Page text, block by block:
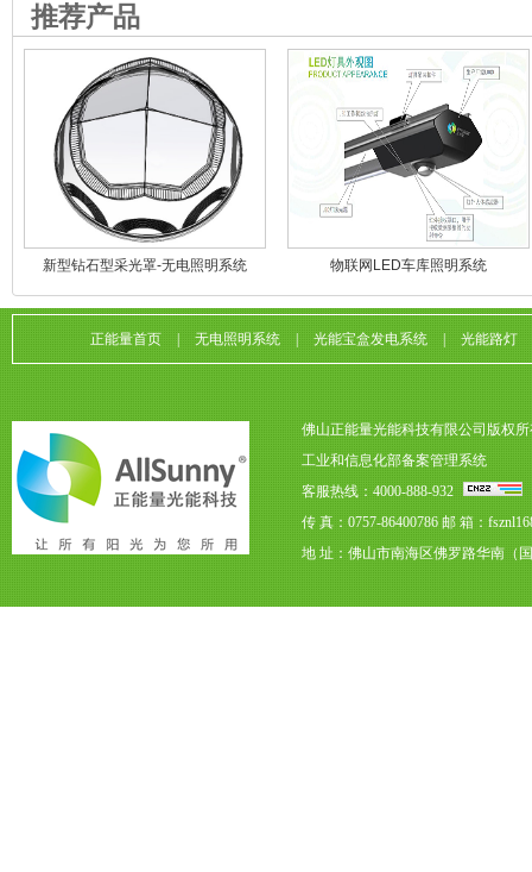
推荐产品
新型钻石型采光罩-无电照明系统 物联网LED车库照明系统
正能量首页 无电照明系统 光能宝盒发电系统 光能路灯
佛山正能量光能科技有限公司版权
工业和信息化部备案管理系统
客服热线：4000-888-932
传 真：0757-86400786 邮 箱：
地 址：佛山市南海区佛罗路华南（